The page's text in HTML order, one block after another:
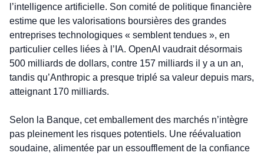
l’intelligence artificielle. Son comité de politique financière
estime que les valorisations boursières des grandes
entreprises technologiques « semblent tendues », en
particulier celles liées à l’IA. OpenAI vaudrait désormais
500 milliards de dollars, contre 157 milliards il y a un an,
tandis qu’Anthropic a presque triplé sa valeur depuis mars,
atteignant 170 milliards.
Selon la Banque, cet emballement des marchés n’intègre
pas pleinement les risques potentiels. Une réévaluation
soudaine, alimentée par un essoufflement de la confiance